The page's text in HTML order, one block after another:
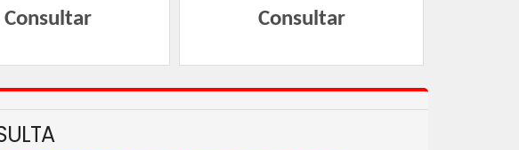
Consultar Consultar